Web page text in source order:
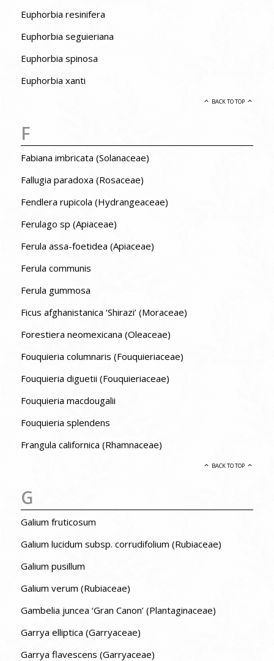
Euphorbia resinifera
Euphorbia seguieriana
Euphorbia spinosa
Euphorbia xanti
BACK TO TOP
F
Fabiana imbricata (Solanaceae)
Fallugia paradoxa (Rosaceae)
Fendlera rupicola (Hydrangeaceae)
Ferulago sp (Apiaceae)
Ferula assa-foetidea (Apiaceae)
Ferula communis
Ferula gummosa
Ficus afghanistanica ‘Shirazi’ (Moraceae)
Forestiera neomexicana (Oleaceae)
Fouquieria columnaris (Fouquieriaceae)
Fouquieria diguetii (Fouquieriaceae)
Fouquieria macdougalii
Fouquieria splendens
Frangula californica (Rhamnaceae)
BACK TO TOP
G
Galium fruticosum
Galium lucidum subsp. corrudifolium (Rubiaceae)
Galium pusillum
Galium verum (Rubiaceae)
Gambelia juncea ‘Gran Canon’ (Plantaginaceae)
Garrya elliptica (Garryaceae)
Garrya flavescens (Garryaceae)